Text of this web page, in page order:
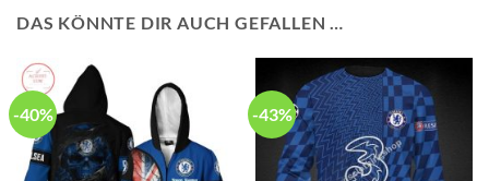
DAS KÖNNTE DIR AUCH GEFALLEN …
-40% -43%